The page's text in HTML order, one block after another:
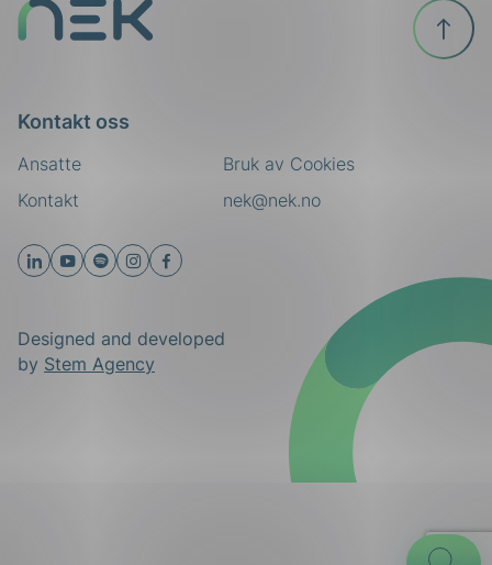
Kontakt oss
Ansatte
nek@nek.no
Kontakt
Bruk av Cookies
Designed and developed
by Stem Agency
Til
toppen